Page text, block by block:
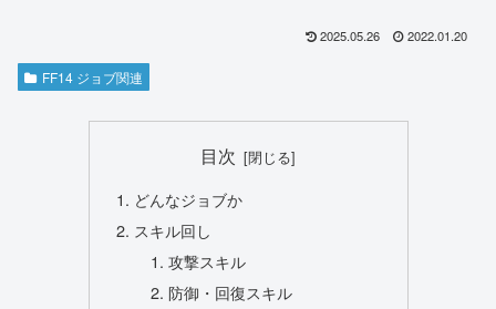
2025.05.26 2022.01.20
FF14 ジョブ関連
目次
どんなジョブか
スキル回し
攻撃スキル
防御・回復スキル